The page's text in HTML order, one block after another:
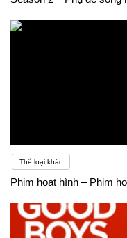
Thể loại khác
Phim hoạt hình – Phim